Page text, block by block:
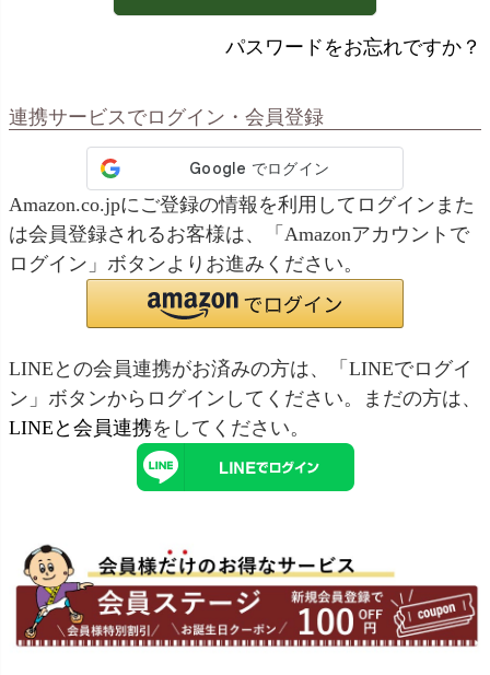
パスワードをお忘れですか？
連携サービスでログイン・会員登録
Amazon.co.jpにご登録の情報を利用してログインまた
は会員登録されるお客様は、「Amazonアカウントで
ログイン」ボタンよりお進みください。
LINEとの会員連携がお済みの方は、「LINEでログイ
ン」ボタンからログインしてください。まだの方は、
LINEと会員連携をしてください。